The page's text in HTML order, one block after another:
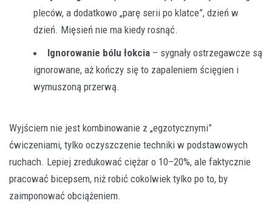
pleców, a dodatkowo „parę serii po klatce”, dzień w
dzień. Mięsień nie ma kiedy rosnąć.
Ignorowanie bólu łokcia – sygnały ostrzegawcze są
ignorowane, aż kończy się to zapaleniem ścięgien i
wymuszoną przerwą.
Wyjściem nie jest kombinowanie z „egzotycznymi”
ćwiczeniami, tylko oczyszczenie techniki w podstawowych
ruchach. Lepiej zredukować ciężar o 10–20%, ale faktycznie
pracować bicepsem, niż robić cokolwiek tylko po to, by
zaimponować obciążeniem.